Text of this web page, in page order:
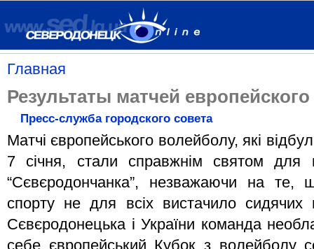
Главная
Результаты матчей
Пресс-служба городского совета
Матчі європейського волейболу, які
7 січня, стали справжнім святом для
“Сєвєродончанка”, незважаючи на те,
спорту не для всіх вистачило сидячих
Сєвєродонецька і України команда